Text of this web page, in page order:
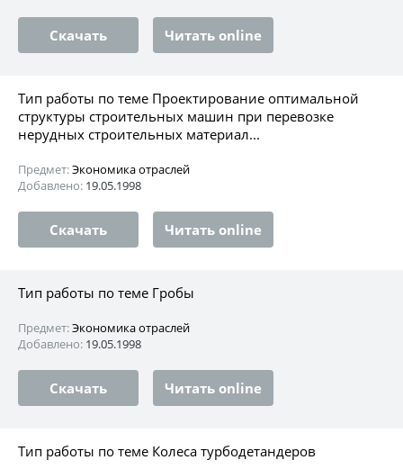
Скачать Читать online
Тип работы по теме Проектирование оптимальной
структуры строительных машин при перевозке
нерудных строительных материал...
Предмет:Экономика отраслей
Добавлено: 19.05.1998
Скачать Читать online
Тип работы по теме Гробы
Предмет:Экономика отраслей
Добавлено: 19.05.1998
Скачать Читать online
Тип работы по теме Колеса турбодетандеров